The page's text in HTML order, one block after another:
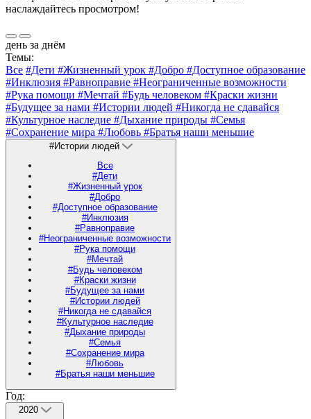
наслаждайтесь просмотром!
день за днём
Темы:
Все #Дети #Жизненный урок #Добро #Доступное образование
#Инклюзия #Равноправие #Неограниченные возможности
#Рука помощи #Мечтай #Будь человеком #Краски жизни
#Будущее за нами #Истории людей #Никогда не сдавайся
#Культурное наследие #Дыхание природы #Семья
#Сохранение мира #Любовь #Братья наши меньшие
#Истории людей
Все
#Дети
#Жизненный урок
#Добро
#Доступное образование
#Инклюзия
#Равноправие
#Неограниченные возможности
#Рука помощи
#Мечтай
#Будь человеком
#Краски жизни
#Будущее за нами
#Истории людей
#Никогда не сдавайся
#Культурное наследие
#Дыхание природы
#Семья
#Сохранение мира
#Любовь
#Братья наши меньшие
Год:
2020